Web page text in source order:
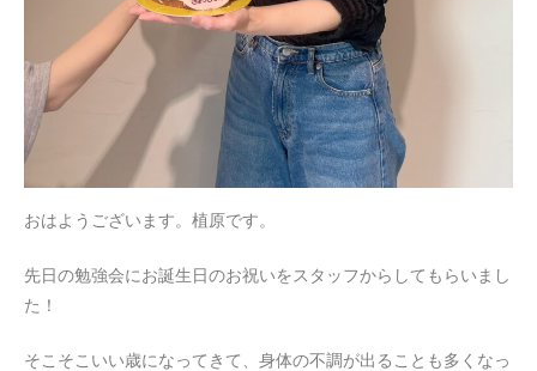
おはようございます。植原です。
先日の勉強会にお誕生日のお祝いをスタッフからしてもらいまし
た！
そこそこいい歳になってきて、身体の不調が出ることも多くなっ